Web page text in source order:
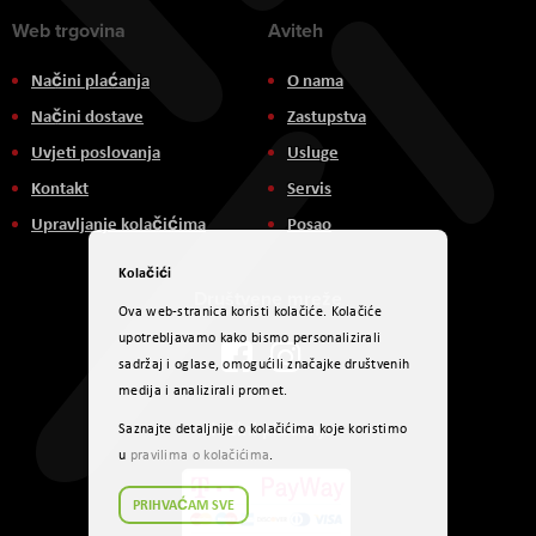
Web trgovina
Načini plaćanja
Načini dostave
Uvjeti poslovanja
Kontakt
Upravljanje kolačićima
Aviteh
O nama
Zastupstva
Usluge
Servis
Posao
Društvene mreže
Načini plaćanja
Kolačići
Ova web-stranica koristi kolačiće. Kolačiće
upotrebljavamo kako bismo personalizirali
sadržaj i oglase, omogućili značajke društvenih
medija i analizirali promet.
Saznajte detaljnije o kolačićima koje koristimo
u pravilima o kolačićima.
PRIHVAĆAM SVE